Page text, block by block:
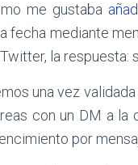
me gustaba
fecha mediante
la
una vez
con un DM a
por